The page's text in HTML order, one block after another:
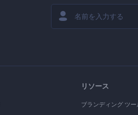
リソース
ブランディング ツー